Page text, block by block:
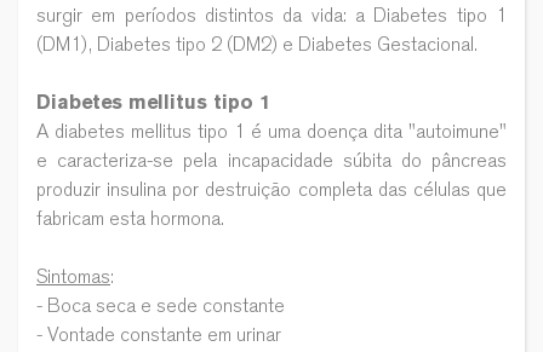
surgir em períodos distintos da vida: a Diabetes tipo 1
(DM1), Diabetes tipo 2 (DM2) e Diabetes Gestacional.
Diabetes mellitus tipo 1
A diabetes mellitus tipo 1 é uma doença dita "autoimune"
e caracteriza-se pela incapacidade súbita do pâncreas
produzir insulina por destruição completa das células que
fabricam esta hormona.
Sintomas:
- Boca seca e sede constante
- Vontade constante em urinar